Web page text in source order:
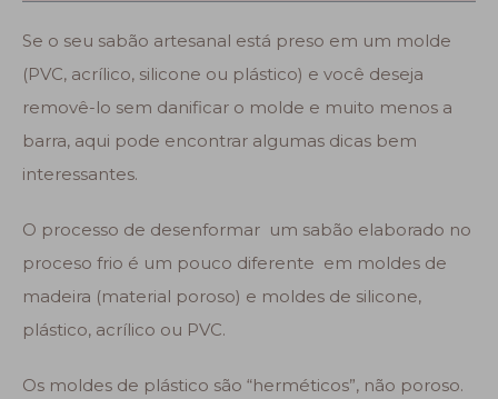
Se o seu sabão artesanal está preso em um molde
(PVC, acrílico, silicone ou plástico) e você deseja
removê-lo sem danificar o molde e muito menos a
barra, aqui pode encontrar algumas dicas bem
interessantes.
O processo de desenformar um sabão elaborado no
proceso frio é um pouco diferente em moldes de
madeira (material poroso) e moldes de silicone,
plástico, acrílico ou PVC.
Os moldes de plástico são “herméticos”, não poroso.